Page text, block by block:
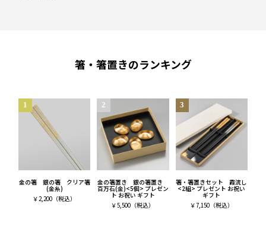
箸・箸置きのランキング
金の箸 銀の箸 クリア箸
(金糸)
￥2,200 （税込）
金の箸置き 銀の箸置き
百万石(金)<5個> プレゼン
ト お祝い ギフト
￥5,500 （税込）
箸・箸置きセット 霞流し
<2組> プレゼント お祝い
ギフト
￥7,150（税込）